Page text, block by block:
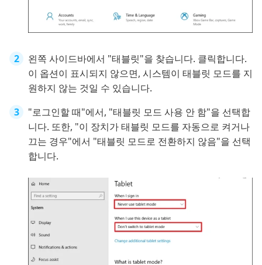
왼쪽 사이드바에서 "태블릿"을 찾습니다. 클릭합니다.
이 옵션이 표시되지 않으면, 시스템이 태블릿 모드를 지
원하지 않는 것일 수 있습니다.
"로그인할 때"에서, "태블릿 모드 사용 안 함"을 선택합
니다. 또한, "이 장치가 태블릿 모드를 자동으로 켜거나
끄는 경우"에서 "태블릿 모드로 전환하지 않음"을 선택
합니다.